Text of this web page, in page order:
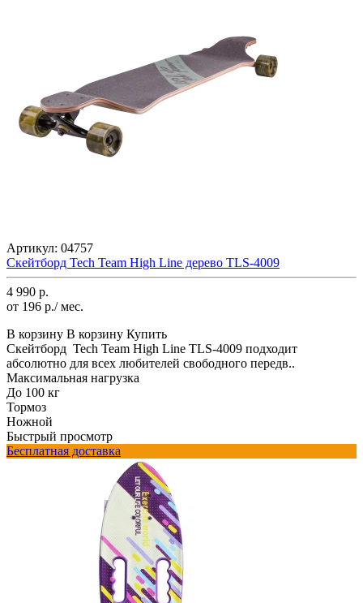
Артикул: 04757
Скейтборд Tech Team High Line дерево TLS-4009
4 990 р.
от 196 р./ мес.
В корзину В корзину Купить
Скейтборд Tech Team High Line TLS-4009 подходит
абсолютно для всех любителей свободного передв..
Максимальная нагрузка
До 100 кг
Тормоз
Ножной
Быстрый просмотр
Бесплатная доставка